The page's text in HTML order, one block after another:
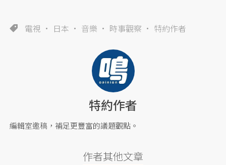
電視 日本 音樂 時事觀察 特約作者
特約作者
編輯室邀稿，補足更豐富的議題觀點。
作者其他文章